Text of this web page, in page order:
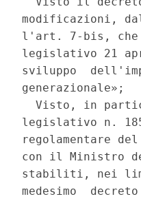
modificazioni,
l'art. 7-bis,
legislativo 21
sviluppo
generazionale»;
Visto, in
legislativo n.
regolamentare
con il Ministro
stabiliti, nei
medesimo